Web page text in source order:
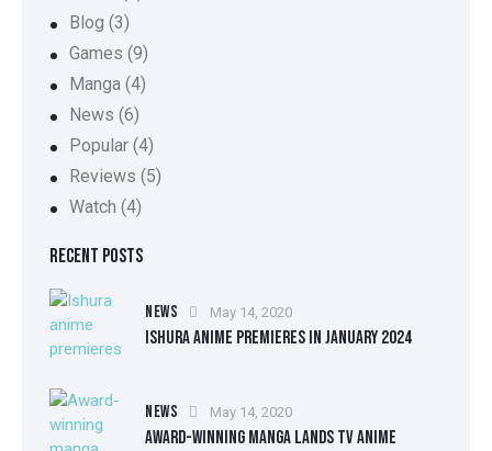
Blog (3)
Games (9)
Manga (4)
News (6)
Popular (4)
Reviews (5)
Watch (4)
RECENT POSTS
NEWS May 14, 2020
ISHURA ANIME PREMIERES IN JANUARY 2024
NEWS May 14, 2020
AWARD-WINNING MANGA LANDS TV ANIME